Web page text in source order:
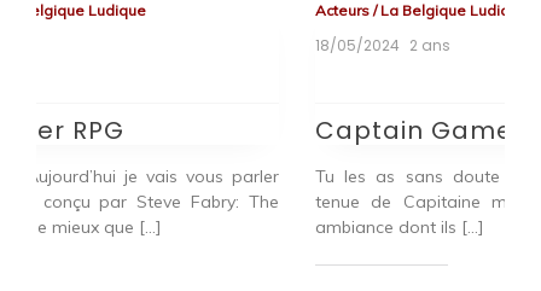
Acteurs/La Belgique Ludique
Captain Games
Tu les as sans doute croisés en festival avec leur
tenue de Capitaine mais aussi grâce à la bonne
ambiance dont ils […]